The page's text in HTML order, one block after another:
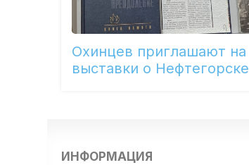
Охинцев приглашают на
выставки о Нефтегорске
ИНФОРМАЦИЯ